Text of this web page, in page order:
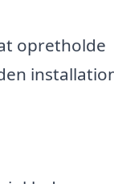
opretholde